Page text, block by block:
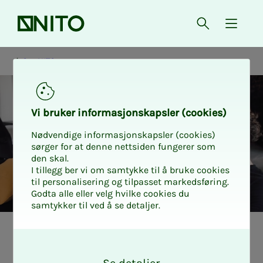
Forsiden Åpne søk
{
Om NITO
Vi bru­­ker in­­for­­ma­­sjons­­kaps­­­ler (cookies)
Nødvendige informasjonskapsler (cookies)
sørger for at denne nettsiden fungerer som
den skal.
I tillegg ber vi om samtykke til å bruke cookies
til personalisering og tilpasset markedsføring.
Godta alle eller velg hvilke cookies du
samtykker til ved å se detaljer.